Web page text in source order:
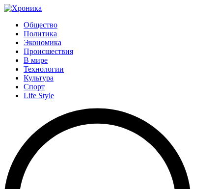
Общество
Политика
Экономика
Происшествия
В мире
Технологии
Культура
Спорт
Life Style